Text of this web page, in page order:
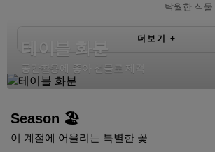
탁월한 식물
더보기 +
테이블 화분
공간활용에 좋아 선물로 제격
Season 🏖️
이 계절에 어울리는 특별한 꽃